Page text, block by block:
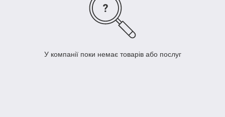
У компанії поки немає товарів або послуг